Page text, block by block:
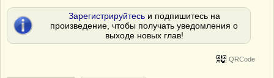
Зарегистрируйтесьи подпишитесь на
произведение, чтобы получать уведомления о
выходе новых глав!
QRCode